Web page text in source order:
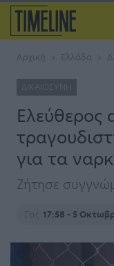
Αρχική Ελλάδα
ΔΙΚΑΙΟΣΎΝΗ
Ελεύθερος
για τα
Ζήτησε
Στις 17:58 - 5